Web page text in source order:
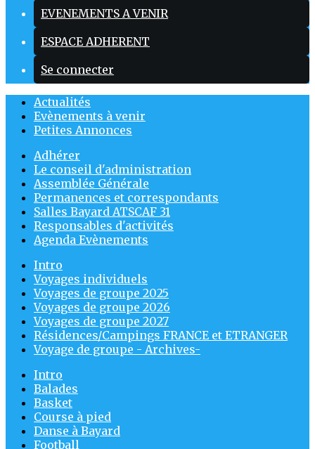
EVENEMENTS A VENIR
ESPACE ADHERENT
Se connecter
Actualités
Evènements à venir
Petites Annonces
Adhérer
Le conseil d'administration
Assemblée Générale
Permanences et correspondants
Salles Bayard ATSCAF 31
Responsables d'activités
Agenda Evènements
Intro
Voyages individuels
Voyages de groupe 2025
Voyages de groupe 2026
Voyages de groupe 2027
Résidences/Campings FRANCE et ETRANGER
Voyage de groupe - Archives-
Intro
Balades
Basket
Course à pied
Danse à Bayard
Football